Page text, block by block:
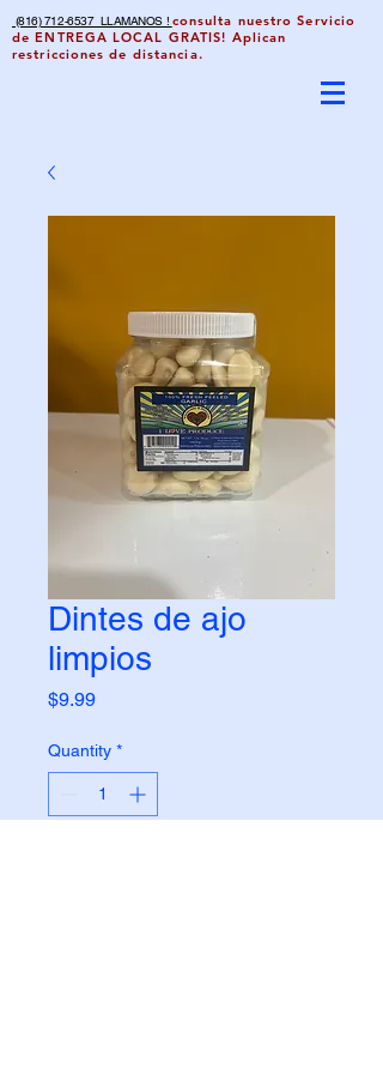
(816) 712-6537 LLAMANOS ! consulta nuestro Servicio
de ENTREGA LOCAL GRATIS! Aplican
restricciones de distancia.
Dintes de ajo
limpios
$9.99Price
Quantity *